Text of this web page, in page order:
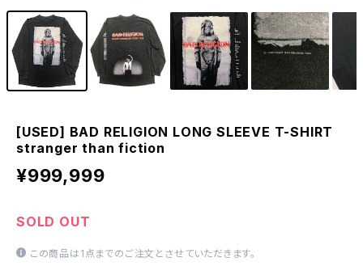
[USED] BAD RELIGION LONG SLEEVE T-SHIRT
stranger than fiction
¥999,999
SOLD OUT
この商品は1点までのご注文とさせていただきます。